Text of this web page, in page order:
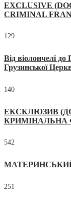
EXCLUSIVE
CRIMINAL
129
Від віолончелі
Грузинської
140
ЕКСКЛЮЗИВ
КРИМІНАЛЬНА
542
251